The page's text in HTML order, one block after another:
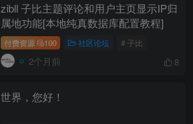
zibll 子比主题评论和用户主页显示IP归
属地功能[本地纯真数据库配置教程]
付费资源 100 社区论坛 # 子比
2个月前 8
世界，您好！